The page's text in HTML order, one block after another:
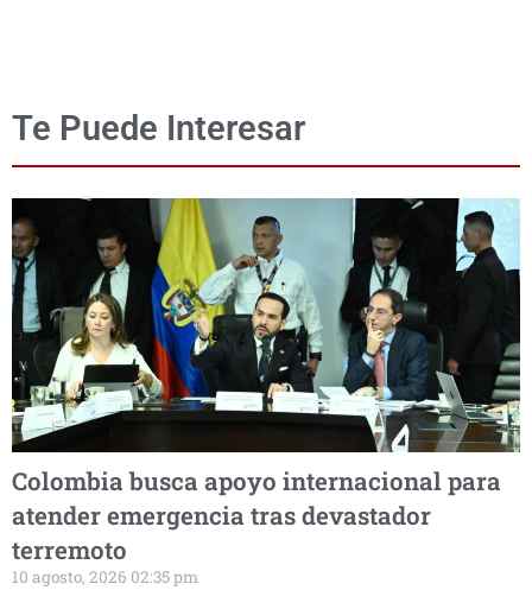
Te Puede Interesar
Colombia busca apoyo internacional para
atender emergencia tras devastador
terremoto
10 agosto, 2026 02:35 pm